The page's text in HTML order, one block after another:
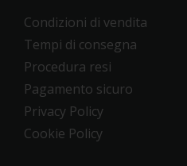
Condizioni di vendita
Tempi di consegna
Procedura resi
Pagamento sicuro
Privacy Policy
Cookie Policy